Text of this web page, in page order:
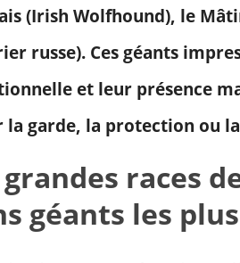
(Irish Wolfhound), le
russe). Ces géants
et leur présence
garde, la protection ou la
races
géants les